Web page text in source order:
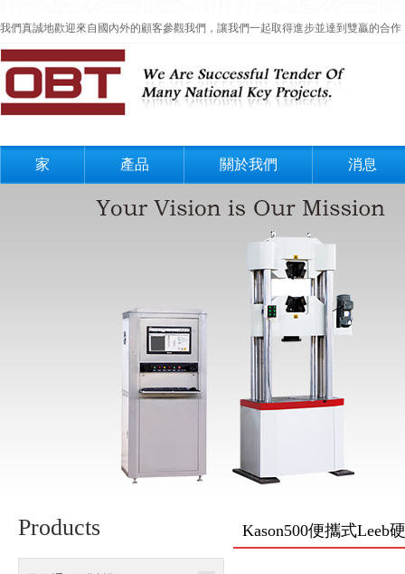
我們真誠地歡迎來自國內外的顧客參觀我們，讓我們一起取得進步並達到雙贏的合作
家 產品 關於我們 消息
Products Kason500便攜式Leeb